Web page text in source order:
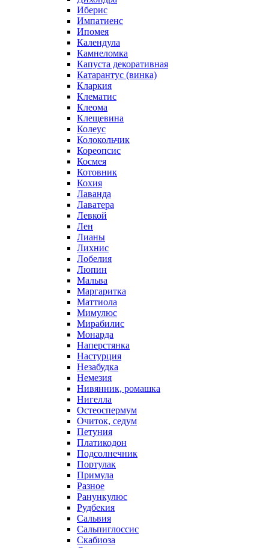
Иберис
Импатиенс
Ипомея
Календула
Камнеломка
Капуста декоративная
Катарантус (винка)
Кларкия
Клематис
Клеома
Клещевина
Колеус
Колокольчик
Кореопсис
Космея
Котовник
Кохия
Лаванда
Лаватера
Левкой
Лен
Лианы
Лихнис
Лобелия
Люпин
Мальва
Маргаритка
Маттиола
Мимулюс
Мирабилис
Монарда
Наперстянка
Настурция
Незабудка
Немезия
Нивянник, ромашка
Нигелла
Остеоспермум
Очиток, седум
Петуния
Платикодон
Подсолнечник
Портулак
Примула
Разное
Ранункулюс
Рудбекия
Сальвия
Сальпиглоссис
Скабиоза